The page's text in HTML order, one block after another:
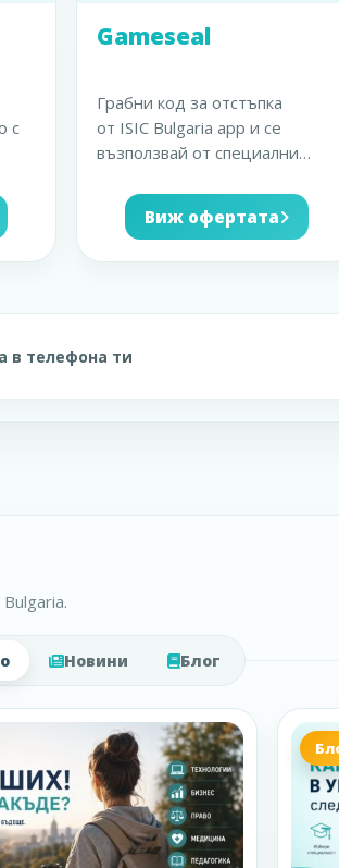
с
Gameseal
Грабни код за отстъпка
от ISIC Bulgaria app и се
възползвай от специални
Виж офертата
в телефона ти
Новини Блог